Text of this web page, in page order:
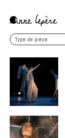
contenu
principal
Anne
Lepère
Type
de
pièce